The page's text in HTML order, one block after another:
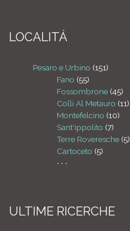
LOCALITÁ
Pesaro e Urbino (151)
Fano (55)
Fossombrone (45)
Colli Al Metauro (11)
Montefelcino (10)
Sant'ippolito (7)
Terre Roveresche (5)
Cartoceto (5)
• • •
ULTIME RICERCHE